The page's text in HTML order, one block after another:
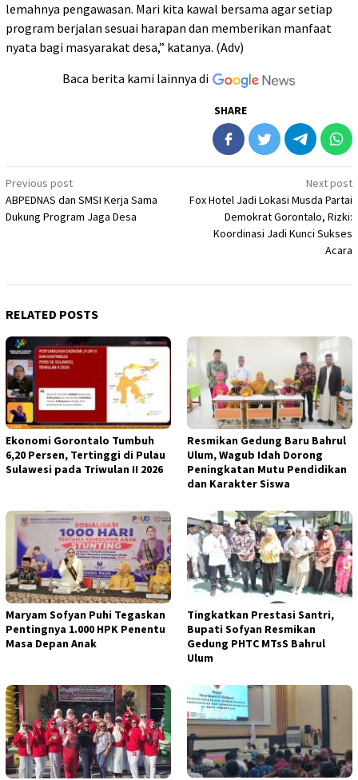
lemahnya pengawasan. Mari kita kawal bersama agar setiap
program berjalan sesuai harapan dan memberikan manfaat
nyata bagi masyarakat desa,” katanya. (Adv)
Baca berita kami lainnya di
SHARE
Post
navigation
Previous post
ABPEDNAS dan SMSI Kerja Sama
Dukung Program Jaga Desa
Next post
Fox Hotel Jadi Lokasi Musda Partai
Demokrat Gorontalo, Rizki:
Koordinasi Jadi Kunci Sukses
Acara
RELATED POSTS
Ekonomi Gorontalo Tumbuh
6,20 Persen, Tertinggi di Pulau
Sulawesi pada Triwulan II 2026
Resmikan Gedung Baru Bahrul
Ulum, Wagub Idah Dorong
Peningkatan Mutu Pendidikan
dan Karakter Siswa
Maryam Sofyan Puhi Tegaskan
Pentingnya 1.000 HPK Penentu
Masa Depan Anak
Tingkatkan Prestasi Santri,
Bupati Sofyan Resmikan
Gedung PHTC MTsS Bahrul
Ulum